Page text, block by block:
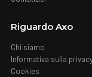
Riguardo Axo
Chi siamo
Informativa sulla
Cookies